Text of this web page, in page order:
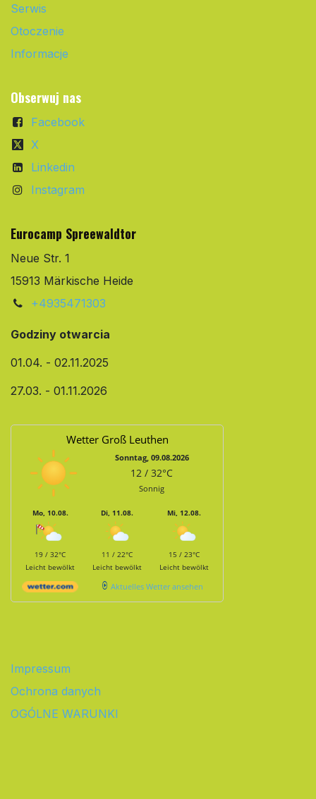
Serwis
Otoczenie
Informacje
Obserwuj nas
Facebook
X
Linkedin
Instagram
Eurocamp Spreewaldtor
Neue Str. 1
15913 Märkische Heide
+4935471303
Godziny otwarcia
01.04. - 02.11.2025
27.03. - 01.11.2026
Wetter Groß Leuthen
Sonntag, 09.08.2026
12 / 32°C
Sonnig
Mo, 10.08.
19 / 32°C
Leicht bewölkt
Di, 11.08.
11 / 22°C
Leicht bewölkt
Mi, 12.08.
15 / 23°C
Leicht bewölkt
Aktuelles Wetter ansehen
Impressum
Ochrona danych
OGÓLNE WARUNKI